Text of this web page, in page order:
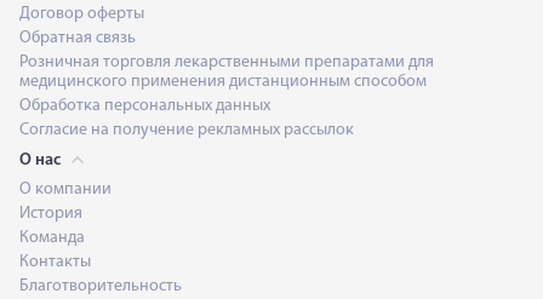
Договор оферты
Обратная связь
Розничная торговля лекарственными препаратами для
медицинского применения дистанционным способом
Обработка персональных данных
Согласие на получение рекламных рассылок
О нас
О компании
История
Команда
Контакты
Благотворительность